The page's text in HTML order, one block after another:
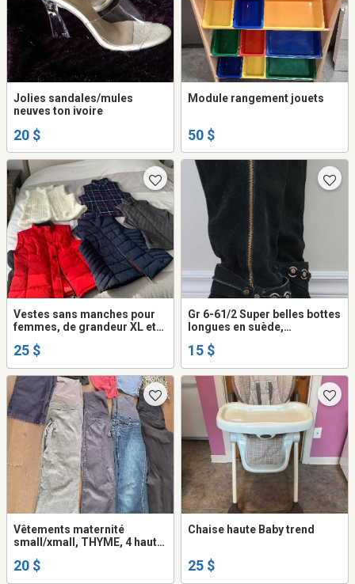
Jolies sandales/mules
neuves ton ivoire
20 $
Module rangement jouets
50 $
Vestes sans manches pour
femmes, de grandeur XL et
25 $
Gr 6-61/2 Super belles bottes
longues en suède,
super propre, portées très
15 $
Vêtements maternité
small/xmall, THYME, 4 hauts,
très propre.
20 $
Chaise haute Baby trend
25 $